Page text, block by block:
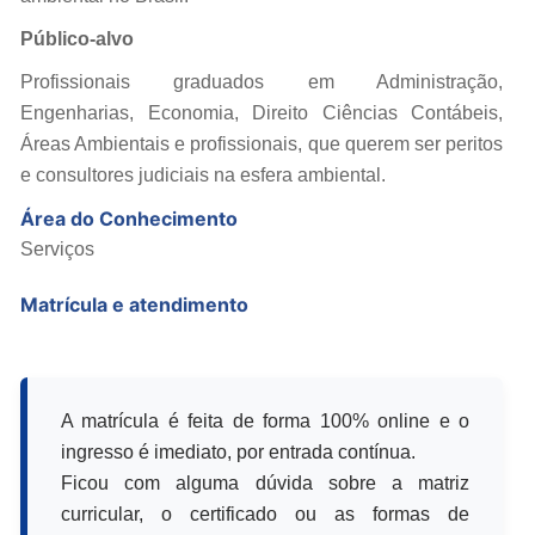
Público-alvo
Profissionais graduados em Administração,
Engenharias, Economia, Direito Ciências Contábeis,
Áreas Ambientais e profissionais, que querem ser peritos
e consultores judiciais na esfera ambiental.
Área do Conhecimento
Serviços
Matrícula e atendimento
A matrícula é feita de forma 100% online e o
ingresso é imediato, por entrada contínua.
Ficou com alguma dúvida sobre a matriz
curricular, o certificado ou as formas de